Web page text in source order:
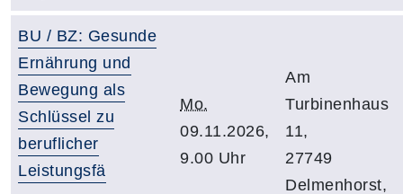
BU / BZ: Gesunde
Ernährung und
Bewegung als
Schlüssel zu
beruflicher
Leistungsfä
Mo.
09.11.2026,
9.00 Uhr
Am
Turbinenhaus
11,
27749
Delmenhorst,